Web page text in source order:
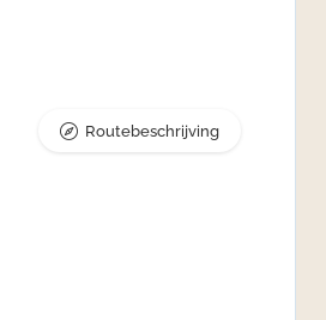
Routebeschrijving